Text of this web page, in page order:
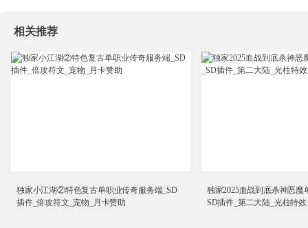
相关推荐
独家小江湖②特色复古单职业传奇服务端_SD
插件_倍攻符文_宠物_月卡赞助
独家2025血战到底杀神恶魔
SD插件_第二大陆_光柱特效